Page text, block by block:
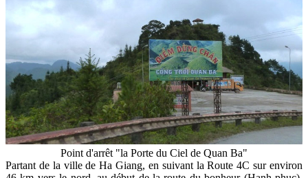
Point d'arrêt "la Porte du Ciel de Quan Ba"
Partant de la ville de Ha Giang, en suivant la Route 4C sur environ